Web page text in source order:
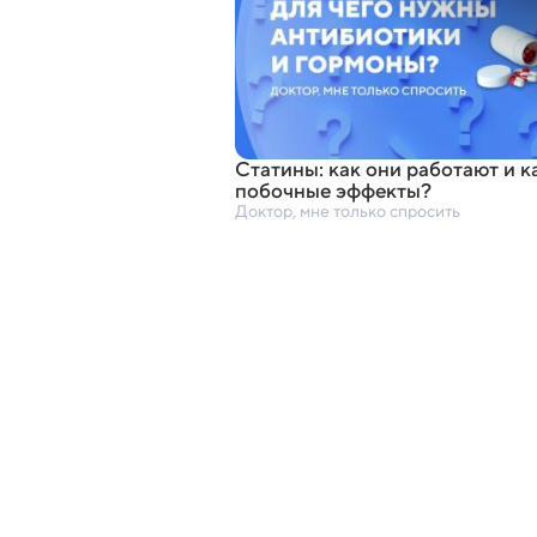
Статины: как они работают и
побочные эффекты?
Доктор, мне только спросить